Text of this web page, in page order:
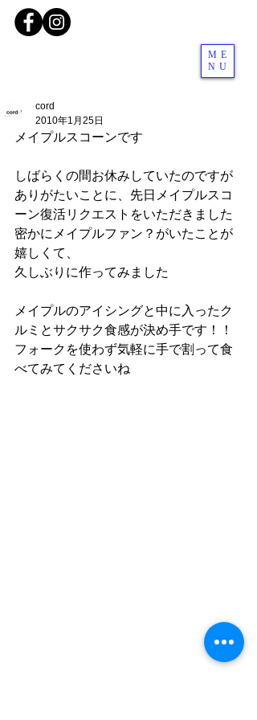
ME
NU
cord
2010年1月25日
メイプルスコーンです
しばらくの間お休みしていたのですが
ありがたいことに、先日メイプルスコ
ーン復活リクエストをいただきました
密かにメイプルファン？がいたことが
嬉しくて、
久しぶりに作ってみました
メイプルのアイシングと中に入ったク
ルミとサクサク食感が決め手です！！
フォークを使わず気軽に手で割って食
べてみてくださいね